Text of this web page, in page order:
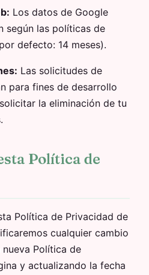
Los datos de Google
según las políticas de
defecto: 14 meses).
Las solicitudes de
para fines de desarrollo
la eliminación de tu
Política de
Política de Privacidad de
cualquier cambio
Política de
y actualizando la fecha